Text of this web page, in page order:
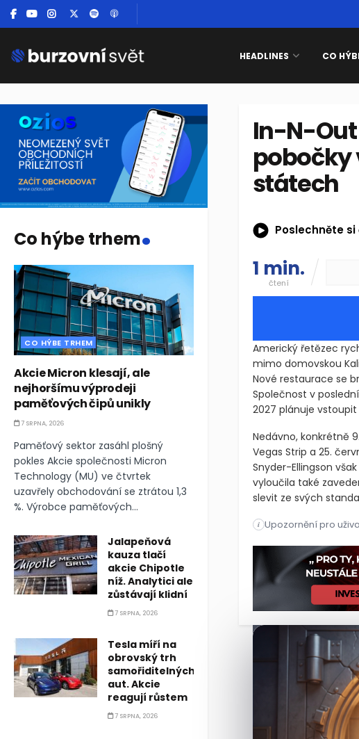
HEADLINES CO
In-N-
pobočky
státech
Poslechněte si
1 min.
čtení
Americký řetězec
mimo domovskou
Nové restaurace se
Společnost v
2027 plánuje
Nedávno, konkrétně
Vegas Strip a 25.
Snyder-Ellingson
vyloučila také
slevit ze svých
Americký řetězec
i Upozornění pro
Americký řetězec
Co hýbe trhem.
CO HÝBE TRHEM
Akcie Micron klesají, ale
nejhoršímu výprodeji
paměťových čipů unikly
7 SRPNA, 2026
Paměťový sektor zasáhl plošný
pokles Akcie společnosti Micron
Technology (MU) ve čtvrtek
uzavřely obchodování se ztrátou 1,3
%. Výrobce paměťových...
Jalapeňová
kauza tlačí
akcie Chipotle
níž. Analytici ale
zůstávají klidní
7 SRPNA, 2026
Tesla míří na
obrovský trh
samořiditelných
aut. Akcie
reagují růstem
7 SRPNA, 2026